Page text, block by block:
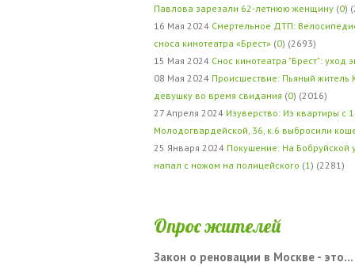
Павлова зарезали 62-летнюю женщину (0)
16 Мая 2024 Смертельное ДТП:
сноса кинотеатра «Брест» (0) (2693)
15 Мая 2024 Снос кинотеатра "Брест": уход
08 Мая 2024 Происшествие: Пьяный житель
девушку во время свидания (0) (2016)
27 Апреля 2024 Изуверство: Из квартиры с
Молодогвардейской, 36, к.6 выбросили
25 Января 2024 Покушение: На Бобруйской
напал с ножом на полицейского (1 ) (2281)
Опрос жителей
Закон о реновации в Москве - это...